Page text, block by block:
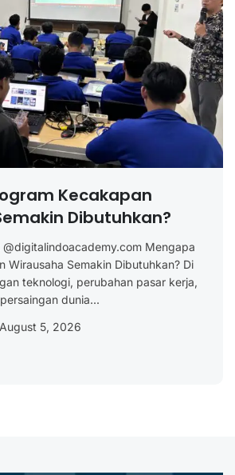
Kecakapan
Dibutuhkan?
Mengapa
Wirausaha Semakin Dibutuhkan? Di
teknologi, perubahan pasar kerja,
dunia...
August 5, 2026